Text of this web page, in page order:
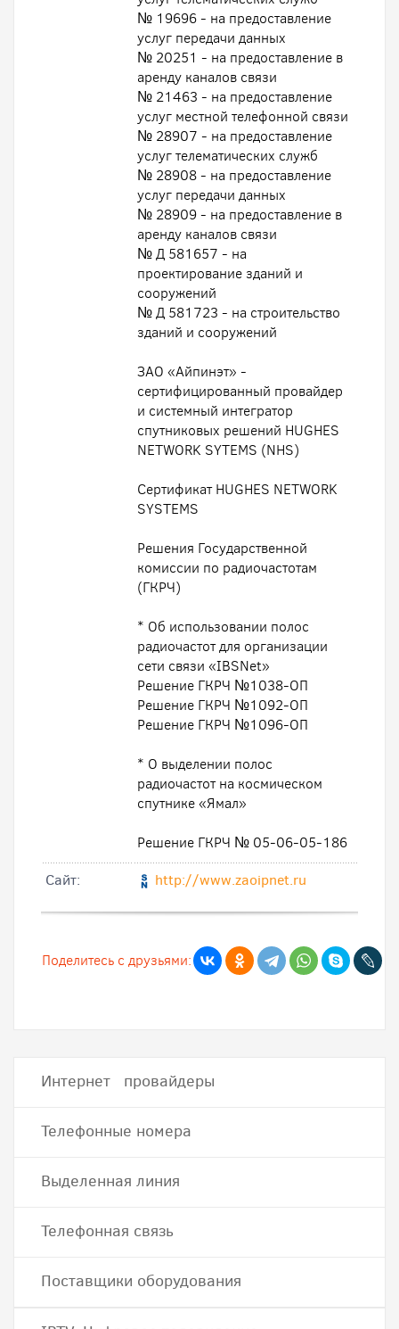
№ 19696 - на предоставление
услуг передачи данных
№ 20251 - на предоставление в
аренду каналов связи
№ 21463 - на предоставление
услуг местной телефонной связи
№ 28907 - на предоставление
услуг телематических служб
№ 28908 - на предоставление
услуг передачи данных
№ 28909 - на предоставление в
аренду каналов связи
№ Д 581657 - на
проектирование зданий и
сооружений
№ Д 581723 - на строительство
зданий и сооружений
ЗАО «Айпинэт» -
сертифицированный провайдер
и системный интегратор
спутниковых решений HUGHES
NETWORK SYTEMS (NHS)
Сертификат HUGHES NETWORK
SYSTEMS
Решения Государственной
комиссии по радиочастотам
(ГКРЧ)
* Об использовании полос
радиочастот для организации
сети связи «IBSNet»
Решение ГКРЧ №1038-ОП
Решение ГКРЧ №1092-ОП
Решение ГКРЧ №1096-ОП
* О выделении полос
радиочастот на космическом
спутнике «Ямал»
Решение ГКРЧ № 05-06-05-186
Cайт:
http://www.zaoipnet.ru
Поделитесь с друзьями:
Интернет провайдеры
Телефонные номера
Выделенная линия
Телефонная связь
Поставщики оборудования